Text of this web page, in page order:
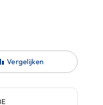
Vergelijken